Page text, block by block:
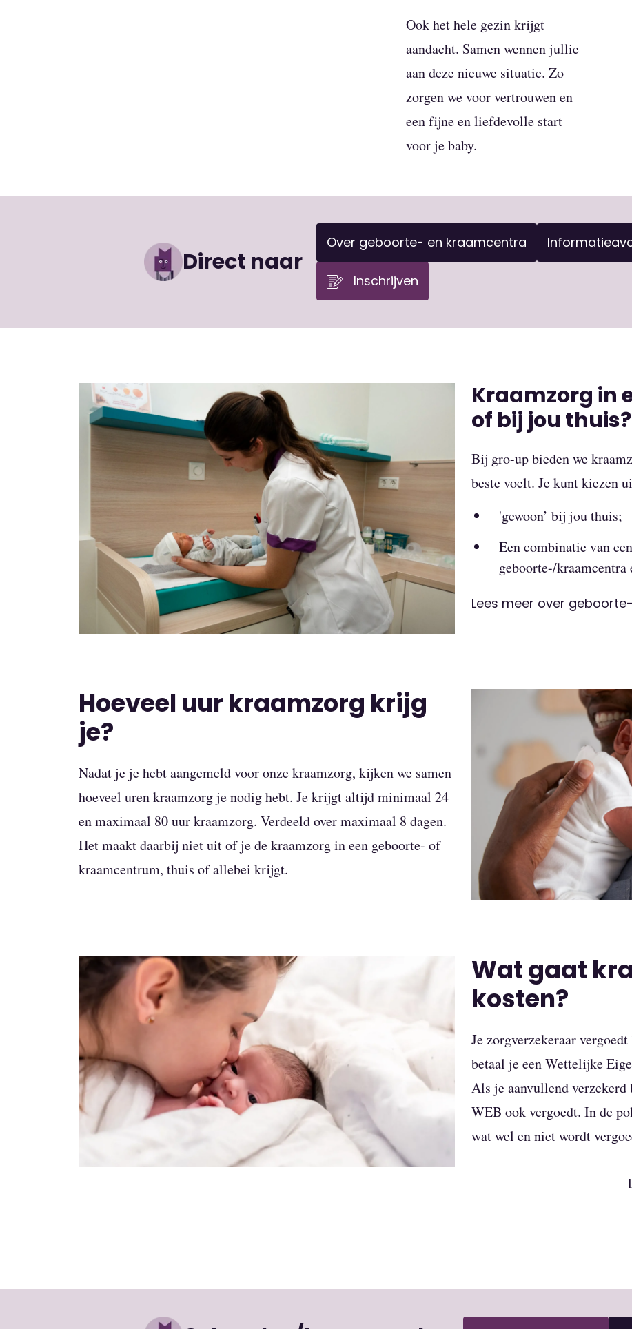
Ook het hele gezin krijgt
aandacht. Samen wennen jullie
aan deze nieuwe situatie. Zo
zorgen we voor vertrouwen en
een fijne en liefdevolle start
voor je baby.
Direct naar
Over geboorte- en kraamcentra
Inschrijven
Kraamzorg in
of bij jou thuis?
Bij gro-up bieden we
beste voelt. Je kunt kiezen
'gewoon’ bij jou thuis;
Een combinatie van
geboorte-/
Lees meer over
Hoeveel uur kraamzorg krijg
je?
Nadat je je hebt aangemeld voor onze kraamzorg, kijken we samen
hoeveel uren kraamzorg je nodig hebt. Je krijgt altijd minimaal 24
en maximaal 80 uur kraamzorg. Verdeeld over maximaal 8 dagen.
Het maakt daarbij niet uit of je de kraamzorg in een geboorte- of
kraamcentrum, thuis of allebei krijgt.
Wat gaat
kosten?
Je zorgverzekeraar
betaal je een Wettelijke
Als je aanvullend verzekerd
WEB ook vergoedt. In de
wat wel en niet wordt
totaal €45,60 per dag voor
goed door om te zien wat